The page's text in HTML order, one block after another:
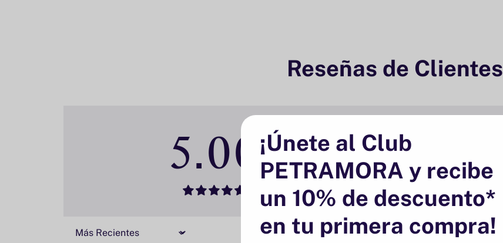
Reseñas de Clientes
5.00 4 reseñas
Sort by
¡Únete al Club
PETRAMORA y recibe
un 10% de descuento*
en tu primera compra!